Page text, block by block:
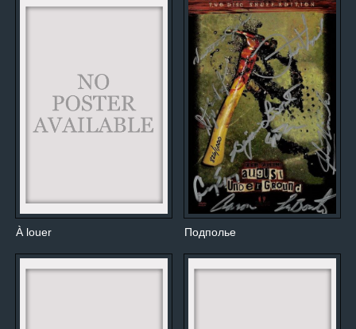
À louer Подполье